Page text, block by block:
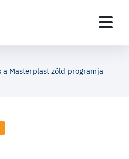
a Masterplast zöld programja